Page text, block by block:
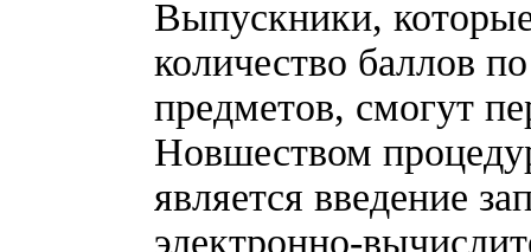
Выпускники,
количество баллов
предметов, смогут
Новшеством
является введение
электронно-